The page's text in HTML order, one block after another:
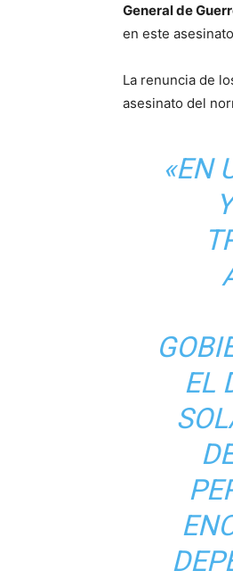
General de
en este
La renuncia de
asesinato del
«EN
EL